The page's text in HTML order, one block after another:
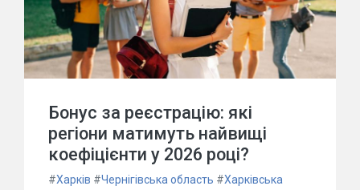
Бонус за реєстрацію: які
регіони матимуть найвищі
коефіцієнти у 2026 році?
#Харків #Чернігівська область #Харківська